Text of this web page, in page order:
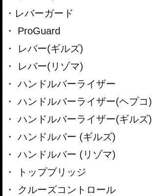
レバーガード
ProGuard
レバー(ギルズ)
レバー(リゾマ)
ハンドルバーライザー
ハンドルバーライザー(ヘプコ)
ハンドルバーライザー(ギルズ)
ハンドルバー (ギルズ)
ハンドルバー (リゾマ)
トップブリッジ
クルーズコントロール